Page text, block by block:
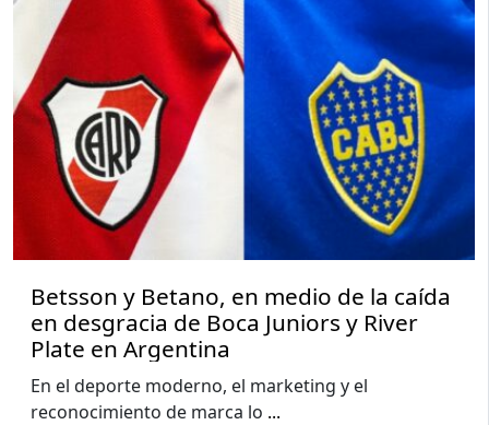
Betsson y Betano, en medio de la caída
en desgracia de Boca Juniors y River
Plate en Argentina
En el deporte moderno, el marketing y el
reconocimiento de marca lo ...